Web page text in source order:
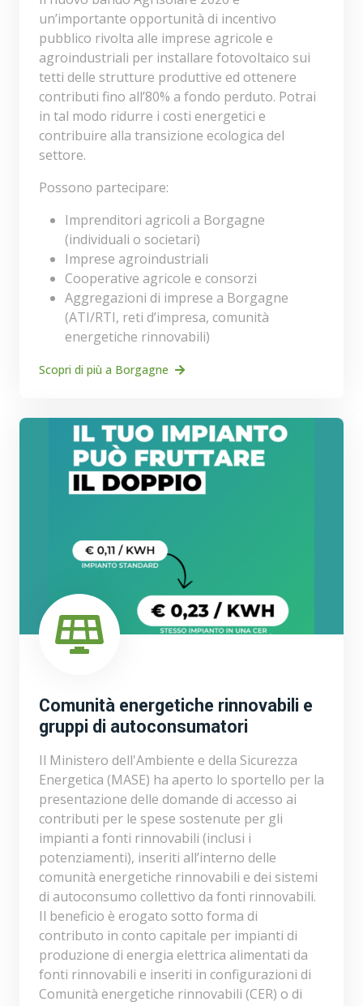
un’importante opportunità di incentivo
pubblico rivolta alle imprese agricole e
agroindustriali per installare fotovoltaico sui
tetti delle strutture produttive ed ottenere
contributi fino all’80% a fondo perduto. Potrai
in tal modo ridurre i costi energetici e
contribuire alla transizione ecologica del
settore.
Possono partecipare:
Imprenditori agricoli a Borgagne
(individuali o societari)
Imprese agroindustriali
Cooperative agricole e consorzi
Aggregazioni di imprese a Borgagne
(ATI/RTI, reti d’impresa, comunità
energetiche rinnovabili)
Scopri di più a Borgagne
Comunità energetiche rinnovabili e
gruppi di autoconsumatori
Il Ministero dell'Ambiente e della Sicurezza
Energetica (MASE) ha aperto lo sportello per la
presentazione delle domande di accesso ai
contributi per le spese sostenute per gli
impianti a fonti rinnovabili (inclusi i
potenziamenti), inseriti all’interno delle
comunità energetiche rinnovabili e dei sistemi
di autoconsumo collettivo da fonti rinnovabili.
Il beneficio è erogato sotto forma di
contributo in conto capitale per impianti di
produzione di energia elettrica alimentati da
fonti rinnovabili e inseriti in configurazioni di
Comunità energetiche rinnovabili (CER) o di